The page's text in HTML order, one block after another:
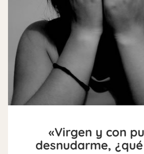
«Virgen y con
desnudarme,